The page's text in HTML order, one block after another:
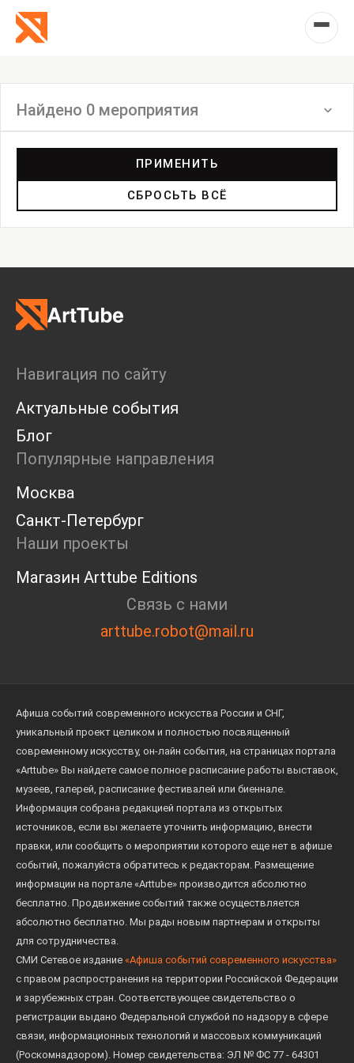
Найдено 0 мероприятия
Дискуссия
Пост-релиз
Пресс-конференция
Ярмарка
Open call
Экскурсия
Дискуссия
Cosmoscow 2024
Blazar 2024
Встречи
Круглый стол
ПРИМЕНИТЬ
СБРОСЬТЬ ВСЁ
Навигация по сайту
Актуальные события
Блог
Популярные направления
Москва
Санкт-Петербург
Наши проекты
Магазин Arttube Editions
Связь с нами
arttube.robot@mail.ru
Афиша событий современного искусства России и СНГ,
уникальный проект целиком и полностью посвященный
современному искусству, он-лайн события, на страницах портала
«Arttube» Вы найдете самое полное расписание работы выставок,
музеев, галерей, расписание фестивалей или биеннале.
Информация собрана редакцией портала из открытых
источников, если вы желаете уточнить информацию, внести
правки, или сообщить о мероприятии которого еще нет в афише
событий, пожалуйста обратитесь к редакторам. Размещение
информации на портале «Arttube» производится абсолютно
бесплатно. Продвижение событий также осуществляется
абсолютно бесплатно. Мы рады новым партнерам и открыты
для сотрудничества.
СМИ Сетевое издание «Афиша событий современного искусства»
с правом распространения на территории Российской Федерации
и зарубежных стран. Соответствующее свидетельство о
регистрации выдано Федеральной службой по надзору в сфере
связи, информационных технологий и массовых коммуникаций
(Роскомнадзором). Номер свидетельства: ЭЛ № ФС 77 - 64301